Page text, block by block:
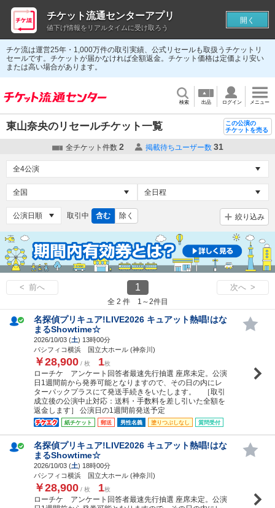
チケ流は運営25年・1,000万件の取引実績、公式リセールも取扱うチケットリ
セールです。チケットが届かなければ全額返金。チケット価格は定価より安い
または高い場合があります。
検索 出品 ログイン メニュー
東山奈央のリセールチケット一覧
この公演の
チケットを売る
全チケット件数 2 掲載待ちユーザー数 31
取引中 含む 除く 絞り込み
< 前へ 1 次へ >
全 2 件 1～2件目
名探偵プリキュア!LIVE2026 キュアット熱唱!はな
まるShowtime☆
2026/10/03 (土) 13時00分
パシフィコ横浜 国立大ホール (神奈川)
￥28,900 / 枚 1枚
ローチケ アンケート回答者最速先行抽選 座席未定。公演
日1週間前から発券可能となりますので、その日の内にレ
ターパックプラスにて発送手続きをいたします。 ［取引
成立後の公演中止対応：送料・手数料を差し引いた全額を
返金します］ 公演日の1週間前発送予定
紙チケット 郵送 男性名義 塗りつぶしなし 質問受付
名探偵プリキュア!LIVE2026 キュアット熱唱!はな
まるShowtime☆
2026/10/03 (土) 18時00分
パシフィコ横浜 国立大ホール (神奈川)
￥28,900 / 枚 1枚
ローチケ アンケート回答者最速先行抽選 座席未定。公演
チケット流通センターアプリ
値下げ情報をリアルタイムに受け取ろう
開く